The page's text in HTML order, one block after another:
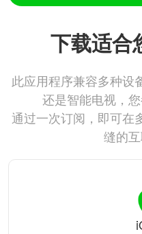
下载适合
此应用程序兼容多种设
还是智能电视，您
通过一次订阅，即可在
缝的互